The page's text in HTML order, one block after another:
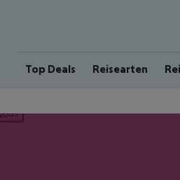
Top Deals Reisearten